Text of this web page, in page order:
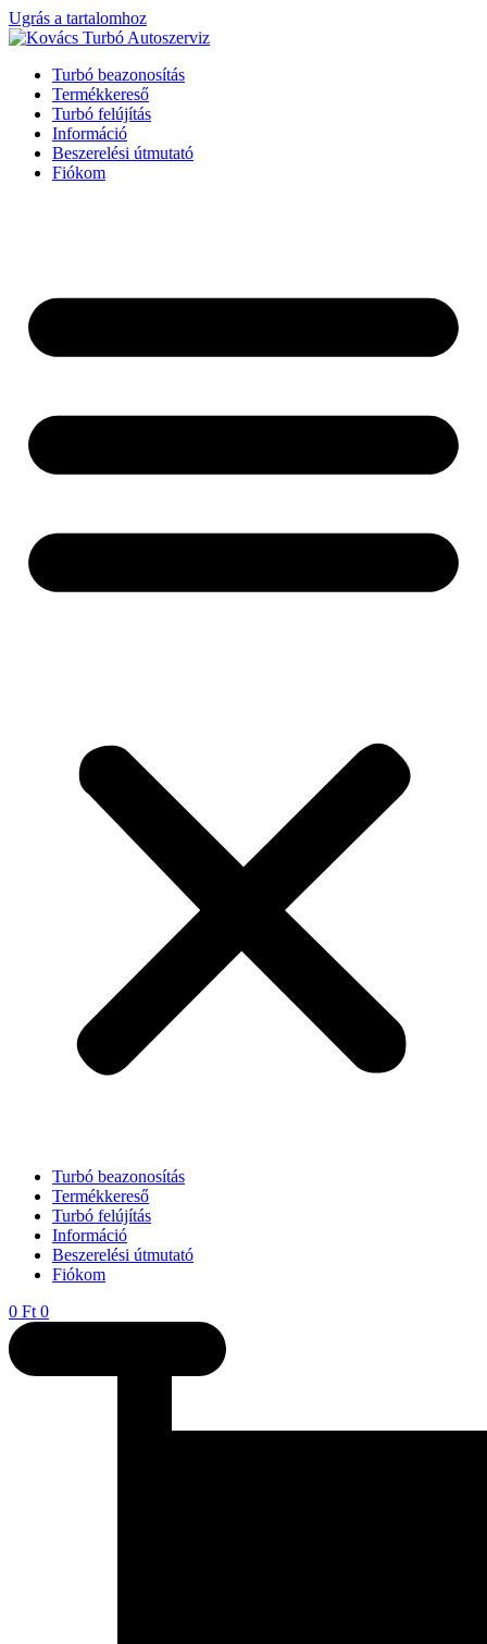
Ugrás a tartalomhoz
Turbó beazonosítás
Termékkereső
Turbó felújítás
Információ
Beszerelési útmutató
Fiókom
Turbó beazonosítás
Termékkereső
Turbó felújítás
Információ
Beszerelési útmutató
Fiókom
0 Ft 0